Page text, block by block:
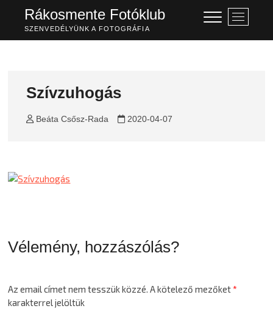
content
Rákosmente Fotóklub
SZENVEDÉLYÜNK A FOTOGRÁFIA
M
e
n
Szívzuhogás
Beáta Csősz-Rada 2020-04-07
Vélemény, hozzászólás?
Az email címet nem tesszük közzé. A kötelező mezőket*
karakterrel jelöltük